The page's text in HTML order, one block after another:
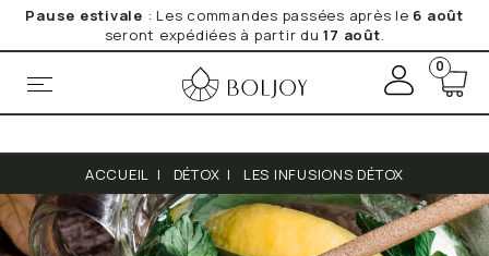
Pause estivale : Les commandes passées après le 6 août
seront expédiées à partir du17 août.
M
n
o
p
t
e
0
ACCUEIL | DÉTOX | LES INFUSIONS DÉTOX
+
vous fournir le service de Newsletter que vous avez
expressément demandé. Vos données sont en sécurité avec
pour de plus amples informations.